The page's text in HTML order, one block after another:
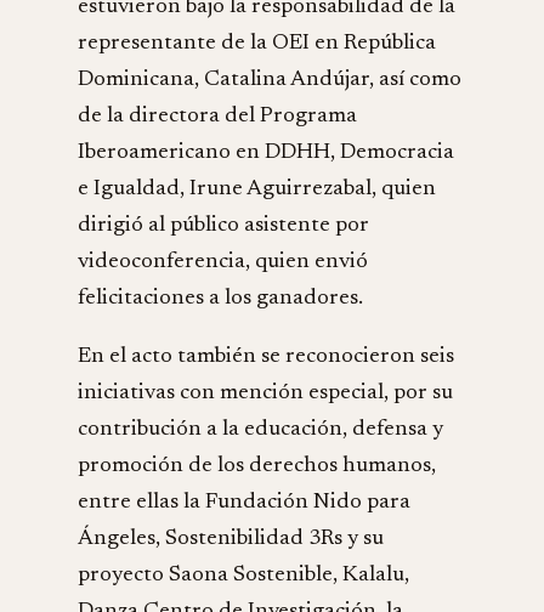
estuvieron bajo la responsabilidad de la
representante de la OEI en República
Dominicana, Catalina Andújar, así como
de la directora del Programa
Iberoamericano en DDHH, Democracia
e Igualdad, Irune Aguirrezabal, quien
dirigió al público asistente por
videoconferencia, quien envió
felicitaciones a los ganadores.
En el acto también se reconocieron seis
iniciativas con mención especial, por su
contribución a la educación, defensa y
promoción de los derechos humanos,
entre ellas la Fundación Nido para
Ángeles, Sostenibilidad 3Rs y su
proyecto Saona Sostenible, Kalalu,